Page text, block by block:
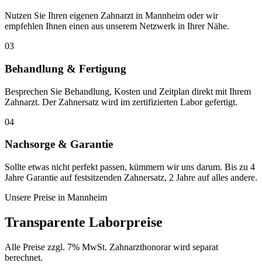
Nutzen Sie Ihren eigenen Zahnarzt in Mannheim oder wir
empfehlen Ihnen einen aus unserem Netzwerk in Ihrer Nähe.
03
Behandlung & Fertigung
Besprechen Sie Behandlung, Kosten und Zeitplan direkt mit Ihrem
Zahnarzt. Der Zahnersatz wird im zertifizierten Labor gefertigt.
04
Nachsorge & Garantie
Sollte etwas nicht perfekt passen, kümmern wir uns darum. Bis zu 4
Jahre Garantie auf festsitzenden Zahnersatz, 2 Jahre auf alles andere.
Unsere Preise in Mannheim
Transparente Laborpreise
Alle Preise zzgl. 7% MwSt. Zahnarzthonorar wird separat
berechnet.